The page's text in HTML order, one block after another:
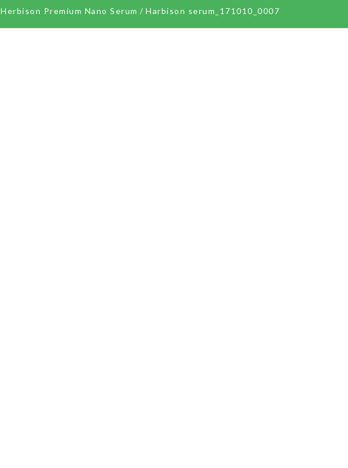
Herbison Premium Nano Serum / Harbison serum_171010_0007